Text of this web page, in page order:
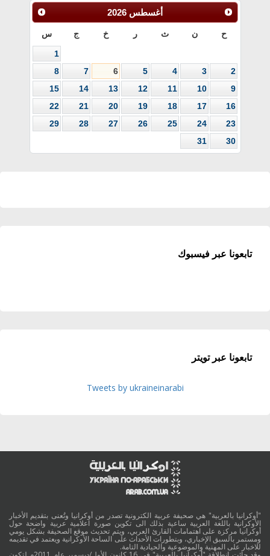
أغسطس 2026
ح ن ث ر خ ج س
1
2
3
4
5
6
7
8
9
10
11
12
13
14
15
16
17
18
19
20
21
22
23
24
25
26
27
28
29
30
31
تابعونا عبر فيسبوك
تابعونا عبر تويتر
Tweets by ukraineinarabi
"أوكرانيا بالعربية" هي صحيفة عربية الكترونية تصدر من أوكرانيا وتُعنى بتقديم الأخبار
الأوكرانية باللغة العربية ساعية بذلك الى تكوين صورة اعلامية عربية واضحة حول
أوكرانيا مركزة على اهتمامات القارئ العربي، ويتم تحديث موقع الصحيفة بشكل يومي
ومستمر بالسبق الإخباري، وبتطورات الأحداث على الساحة الأوكرانية ويعتمد في تقديمه
للاخبار على المهنية والموضوعية والحيادية التامة.